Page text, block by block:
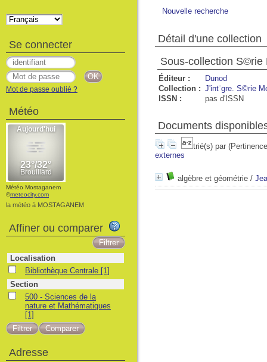
Nouvelle recherche
Détail d'une collection
Sous-collection S©rie
Éditeur :
Dunod
Collection : J'int¨gre. S©rie
ISSN :
pas d'ISSN
Documents
trié(s) par
externes
algèbre et géométrie /
Se connecter
Mot de passe oublié ?
Météo
Météo Mostaganem
©meteocity.com
la météo à MOSTAGANEM
Affiner ou comparer
Localisation
Bibliothèque Centrale [1]
Section
500 - Sciences de la
nature et Mathématiques
[1]
Adresse